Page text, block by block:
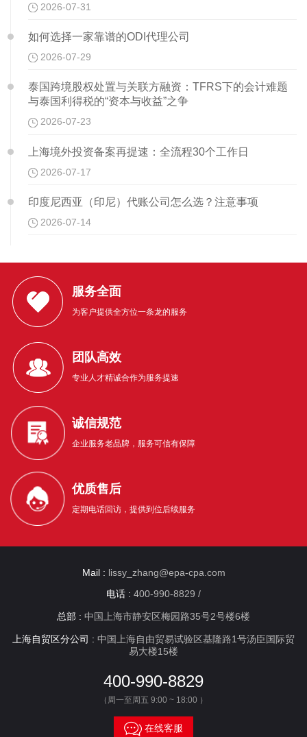
2026-07-31
如何选择一家靠谱的ODI代理公司
2026-07-29
泰国跨境股权处置与关联方融资：TFRS下的会计难题
与泰国利得税的“资本与收益”之争
2026-07-23
上海境外投资备案再提速：全流程30个工作日
2026-07-17
印度尼西亚（印尼）代账公司怎么选？注意事项
2026-07-14
服务全面
为客户提供全方位一条龙的服务
团队高效
专业人才精诚合作为服务提速
诚信规范
企业服务老品牌，服务可信有保障
优质售后
定期电话回访，提供到位后续服务
Mail : lissy_zhang@epa-cpa.com
电话 : 400-990-8829 /
总部 : 中国上海市静安区梅园路35号2号楼6楼
上海自贸区分公司 : 中国上海自由贸易试验区基隆路1号汤臣国际贸
易大楼15楼
400-990-8829
（周一至周五 9:00 ~ 18:00 ）
 在线客服